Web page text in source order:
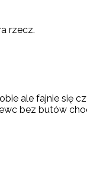
rzecz.
ale fajnie się
bez butów